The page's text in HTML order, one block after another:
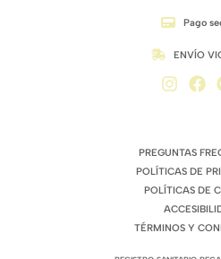
Pago
ENVÍO
PREGUNTAS
POLÍTICAS DE
POLÍTICAS DE
TÉRMINOS Y